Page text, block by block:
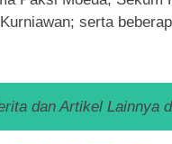
serta
dan Artikel Lainnya